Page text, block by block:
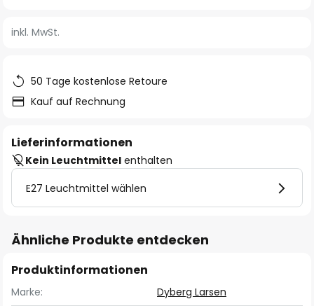
springen
inkl. MwSt.
50 Tage kostenlose Retoure
Kauf auf Rechnung
Lieferinformationen
Kein Leuchtmittel enthalten
E27 Leuchtmittel wählen
Ähnliche Produkte entdecken
Produktinformationen
Marke:
Dyberg Larsen